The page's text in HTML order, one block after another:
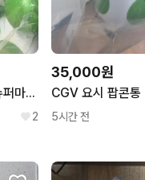
미개봉 새제품) CGV 슈퍼마리오 요시 팝콘통
2
35,000원
CGV 요시 팝콘통
5시간 전